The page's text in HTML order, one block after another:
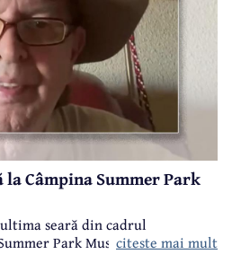
Câmpina Summer Park
seară din cadrul
Park Music 2026.citeste mai mult